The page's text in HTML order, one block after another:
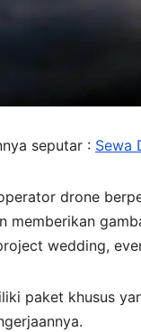
seputar : Sewa
drone
memberikan
wedding,
paket khusus